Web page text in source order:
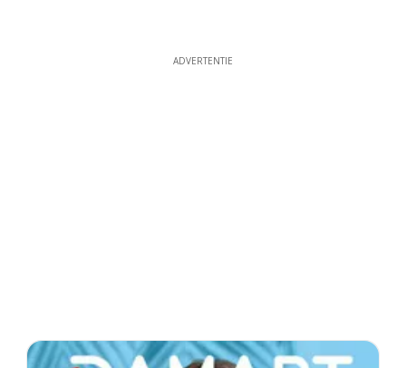
ADVERTENTIE